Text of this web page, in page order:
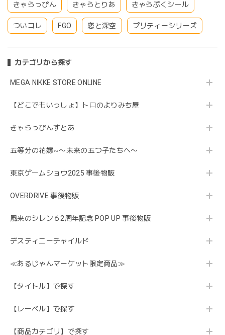
きゃらっぴん きゃらとりあ きゃらぷくシール
ついコレ FGO 恋と深空 プリティーシリーズ
カテゴリから探す
MEGA NIKKE STORE ONLINE
【どこでもいっしょ】トロのよりみち屋
きゃらっぴんすとあ
五等分の花嫁∽〜未来の五つ子たちへ〜
東京ゲームショウ2025 事後物販
OVERDRIVE 事後物販
風来のシレン６2周年記念 POP UP 事後物販
デスティニーチャイルド
≪あるじゃんマーケット限定商品≫
【タイトル】で探す
【レーベル】で探す
【商品カテゴリ】で探す